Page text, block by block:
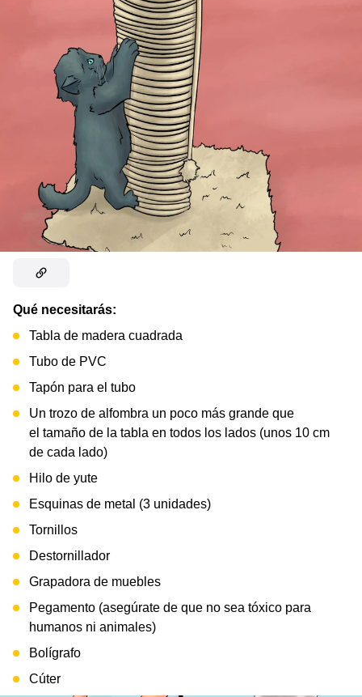
Qué necesitarás:
Tabla de madera cuadrada
Tubo de PVC
Tapón para el tubo
Un trozo de alfombra un poco más grande que
el tamaño de la tabla en todos los lados (unos 10 cm
de cada lado)
Hilo de yute
Esquinas de metal (3 unidades)
Tornillos
Destornillador
Grapadora de muebles
Pegamento (asegúrate de que no sea tóxico para
humanos ni animales)
Bolígrafo
Cúter